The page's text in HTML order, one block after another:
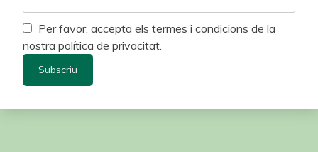
Per favor, accepta els termes i condicions de la
nostra política de privacitat.